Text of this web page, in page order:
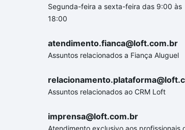
Segunda-feira a sexta-feira das 9:00 às
18:00
atendimento.fianca@loft.com.br
Assuntos relacionados a Fiança Aluguel
Assuntos relacionados ao CRM Loft
imprensa@loft.com.br
Atendimento exclusivo aos profissionais